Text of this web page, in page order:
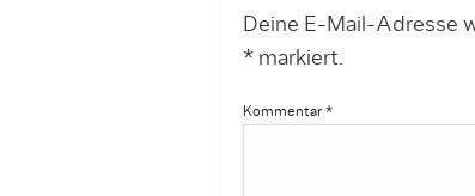
Deine E-Mail-Adresse
*markiert.
Kommentar *